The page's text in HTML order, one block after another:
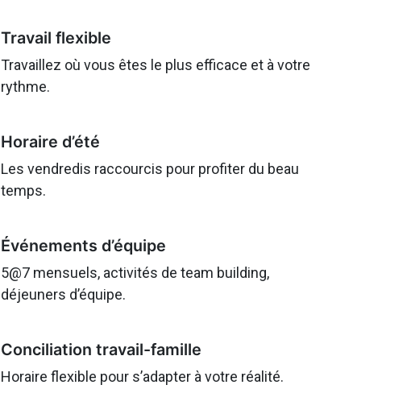
Travail flexible
Travaillez où vous êtes le plus efficace et à votre
rythme.
Horaire d’été
Les vendredis raccourcis pour profiter du beau
temps.
Événements d’équipe
5@7 mensuels, activités de team building,
déjeuners d’équipe.
Conciliation travail-famille
Horaire flexible pour s’adapter à votre réalité.